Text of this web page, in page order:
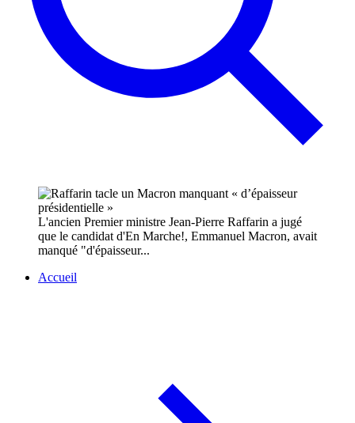
L'ancien Premier ministre Jean-Pierre Raffarin a jugé
que le candidat d'En Marche!, Emmanuel Macron, avait
manqué "d'épaisseur...
Accueil